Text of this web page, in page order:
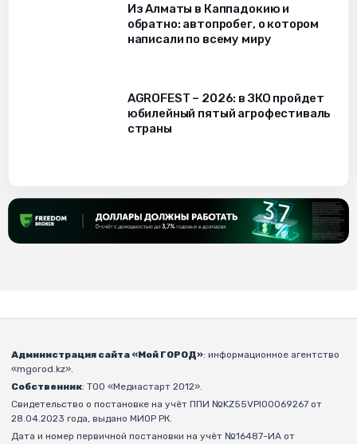
Из Алматы в Каппадокию и
обратно: автопробег, о котором
написали по всему миру
AGROFEST – 2026: в ЗКО пройдет
юбилейный пятый агрофестиваль
страны
Администрация сайта «Мой ГОРОД»: информационное агентство
«mgorod.kz».
Собственник: ТОО «Медиастарт 2012».
Свидетельство о постановке на учёт ППИ №KZ55VPI00069267 от
28.04.2023 года, выдано МИОР РК.
Дата и номер первичной постановки на учёт №16487-ИА от